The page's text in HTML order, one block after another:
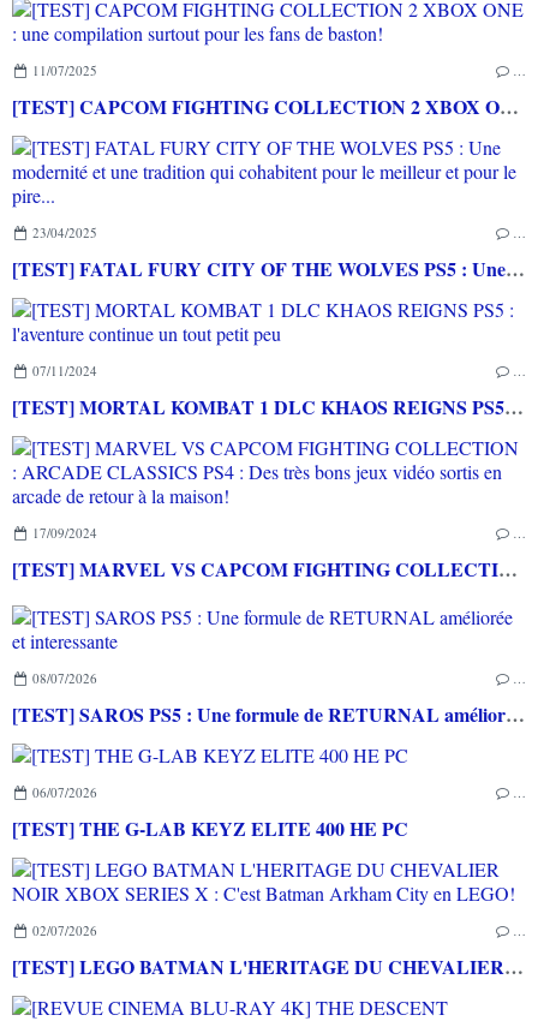
11/07/2025 …
[TEST] CAPCOM FIGHTING COLLECTION 2 XBOX ONE : une compilation surtout pour les fans de baston!
23/04/2025 …
[TEST] FATAL FURY CITY OF THE WOLVES PS5 : Une modernité et une tradition qui cohabitent pour le meilleur et pour le pire...
07/11/2024 …
[TEST] MORTAL KOMBAT 1 DLC KHAOS REIGNS PS5 : l'aventure continue un tout petit peu
17/09/2024 …
[TEST] MARVEL VS CAPCOM FIGHTING COLLECTION : ARCADE CLASSICS PS4 : Des très bons jeux vidéo sortis en arcade de retour à la maison!
08/07/2026 …
[TEST] SAROS PS5 : Une formule de RETURNAL améliorée et interessante
06/07/2026 …
[TEST] THE G-LAB KEYZ ELITE 400 HE PC
02/07/2026 …
[TEST] LEGO BATMAN L'HERITAGE DU CHEVALIER NOIR XBOX SERIES X : C'est Batman Arkham City en LEGO!